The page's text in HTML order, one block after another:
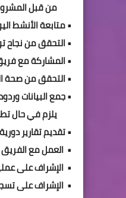
من قبل
• متابعة الأنشط
• التحقق من نجاح
• المشاركة مع
• التحقق من صحة
• جمع البيانات
يلزم في حال
• تقديم تقارير
• العمل مع
• الإشراف على
• الإشراف على